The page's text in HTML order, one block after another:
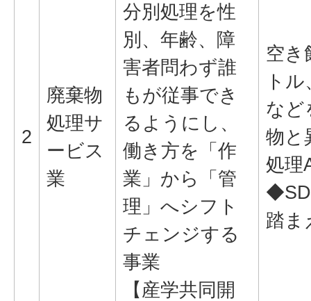
2
廃棄物
処理サ
ービス
業
分別処理を性
別、年齢、障
害者問わず誰
もが従事でき
るようにし、
働き方を「作
業」から「管
理」へシフト
チェンジする
事業
【産学共同開
空き
ト
など
物と
処理
踏ま